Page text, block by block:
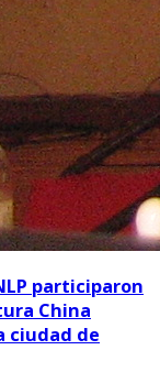
participaron
China
ciudad de